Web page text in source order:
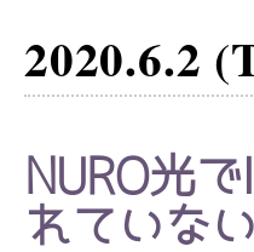
2020.6.2
NURO光
れていない